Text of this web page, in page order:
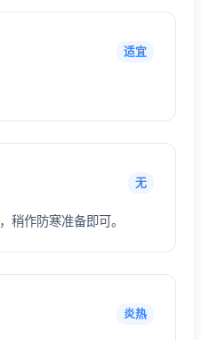
适宜
无
稍作防寒准备即可。
炎热